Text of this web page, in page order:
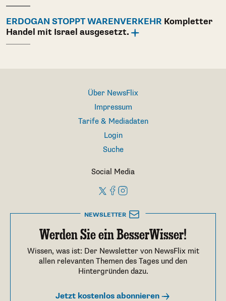
ERDOGAN STOPPT WARENVERKEHR Kompletter
Handel mit Israel ausgesetzt.
Über NewsFlix
Impressum
Tarife & Mediadaten
Login
Suche
Social Media
NEWSLETTER
Werden Sie ein BesserWisser!
Wissen, was ist: Der Newsletter von NewsFlix mit
allen relevanten Themen des Tages und den
Hintergründen dazu.
Jetzt kostenlos abonnieren